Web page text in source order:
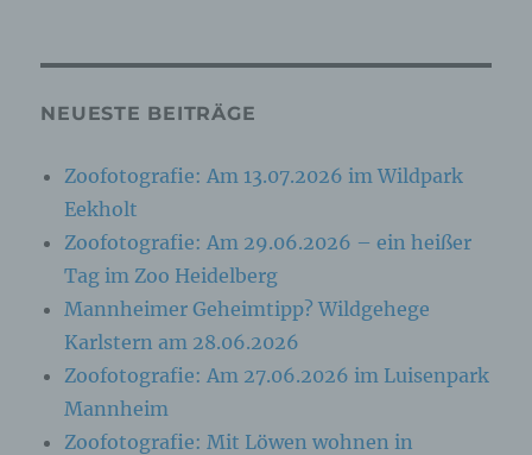
NEUESTE BEITRÄGE
Zoofotografie: Am 13.07.2026 im Wildpark
Eekholt
Zoofotografie: Am 29.06.2026 – ein heißer
Tag im Zoo Heidelberg
Mannheimer Geheimtipp? Wildgehege
Karlstern am 28.06.2026
Zoofotografie: Am 27.06.2026 im Luisenpark
Mannheim
Zoofotografie: Mit Löwen wohnen in
Datenbestand des für die Verarbeitung
jeder betroffenen Person jederzeit auf Anfrage
Auskunft darüber, welche personenbezogenen
Daten über die betroffene Person gespeichert sind.
Ferner berichtigt oder löscht der für die
Verarbeitung Verantwortliche personenbezogene
Daten auf Wunsch oder Hinweis der betroffenen
Person, soweit dem keine gesetzlichen
Aufbewahrungspflichten entgegenstehen. Die
Verantwortlichen stehen der betroffenen Person in
diesem Zusammenhang als Ansprechpartner zur
Verfügung.